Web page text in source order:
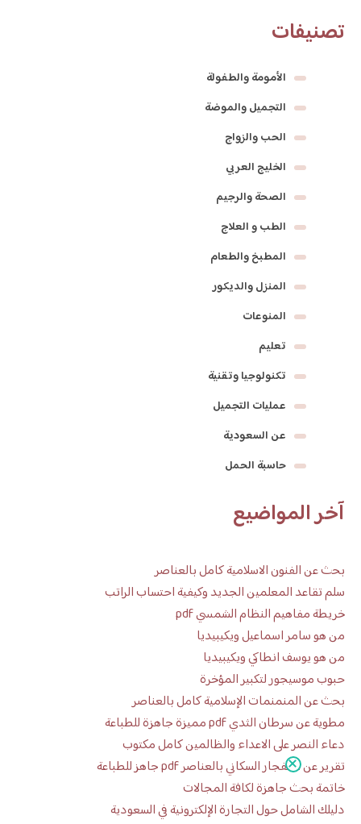
تصنيفات
الأمومة والطفولة
التجميل والموضة
الحب والزواج
الخليج العربي
الصحة والرجيم
الطب و العلاج
المطبخ والطعام
المنزل والديكور
المنوعات
تعليم
تكنولوجيا وتقنية
عمليات التجميل
عن السعودية
حاسبة الحمل
آخر المواضيع
بحث عن الفنون الاسلامية كامل بالعناصر
سلم تقاعد المعلمين الجديد وكيفية احتساب الراتب
خريطة مفاهيم النظام الشمسي pdf
من هو سامر اسماعيل ويكيبيديا
من هو يوسف انطاكي ويكيبيديا
حبوب موسيجور لتكبير المؤخرة
بحث عن المنمنمات الإسلامية كامل بالعناصر
مطوية عن سرطان الثدي pdf مميزة جاهزة للطباعة
دعاء النصر على الاعداء والظالمين كامل مكتوب
تقرير عن الانفجار السكاني بالعناصر pdf جاهز للطباعة
خاتمة بحث جاهزة لكافة المجالات
دليلك الشامل حول التجارة الإلكترونية في السعودية